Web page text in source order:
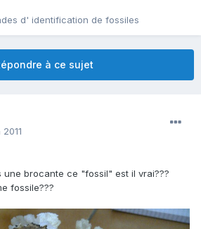
d' identification de fossiles
à ce sujet
brocante ce "fossil" est il vrai???
fossile???